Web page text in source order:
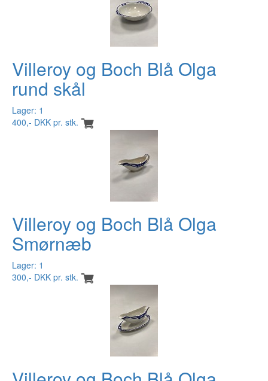
Villeroy og Boch Blå Olga
rund skål
Lager: 1
400,- DKK pr. stk.
Villeroy og Boch Blå Olga
Smørnæb
Lager: 1
300,- DKK pr. stk.